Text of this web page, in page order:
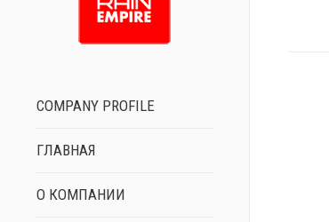
COMPANY PROFILE
ГЛАВНАЯ
О КОМПАНИИ